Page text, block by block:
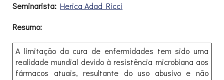
Seminarista: Herica Adad Ricci
Resumo:
A limitação da cura de enfermidades tem sido uma
realidade mundial devido à resistência microbiana aos
fármacos atuais, resultante do uso abusivo e não